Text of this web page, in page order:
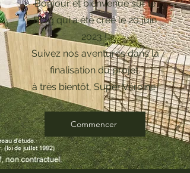
Bonjour et bienvenue sur le
Blog qui a été créé le 20 juin
2023 !
Suivez nos aventures dans la
finalisation du projet.
à très bientôt, Super Véroïne
Commencer